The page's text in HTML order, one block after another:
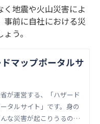
地震や火山災害によ
事前に自社における災
う。
マップポータルサ
が運営する、「ハザード
タルサイト」です。身の
な災害が起こりうるの